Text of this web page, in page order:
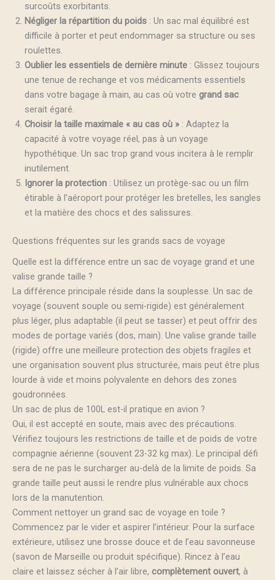
surcoûts exorbitants.
Négliger la répartition du poids : Un sac mal équilibré est
difficile à porter et peut endommager sa structure ou ses
roulettes.
Oublier les essentiels de dernière minute : Glissez toujours
une tenue de rechange et vos médicaments essentiels
dans votre bagage à main, au cas où votre grand sac
serait égaré.
Choisir la taille maximale « au cas où » : Adaptez la
capacité à votre voyage réel, pas à un voyage
hypothétique. Un sac trop grand vous incitera à le remplir
inutilement.
Ignorer la protection : Utilisez un protège-sac ou un film
étirable à l’aéroport pour protéger les bretelles, les sangles
et la matière des chocs et des salissures.
Questions fréquentes sur les grands sacs de voyage
Quelle est la différence entre un sac de voyage grand et une
valise grande taille ?
La différence principale réside dans la souplesse. Un sac de
voyage (souvent souple ou semi-rigide) est généralement
plus léger, plus adaptable (il peut se tasser) et peut offrir des
modes de portage variés (dos, main). Une valise grande taille
(rigide) offre une meilleure protection des objets fragiles et
une organisation souvent plus structurée, mais peut être plus
lourde à vide et moins polyvalente en dehors des zones
goudronnées.
Un sac de plus de 100L est-il pratique en avion ?
Oui, il est accepté en soute, mais avec des précautions.
Vérifiez toujours les restrictions de taille et de poids de votre
compagnie aérienne (souvent 23-32 kg max). Le principal défi
sera de ne pas le surcharger au-delà de la limite de poids. Sa
grande taille peut aussi le rendre plus vulnérable aux chocs
lors de la manutention.
Comment nettoyer un grand sac de voyage en toile ?
Commencez par le vider et aspirer l’intérieur. Pour la surface
extérieure, utilisez une brosse douce et de l’eau savonneuse
(savon de Marseille ou produit spécifique). Rincez à l’eau
claire et laissez sécher à l’air libre, complètement ouvert, à